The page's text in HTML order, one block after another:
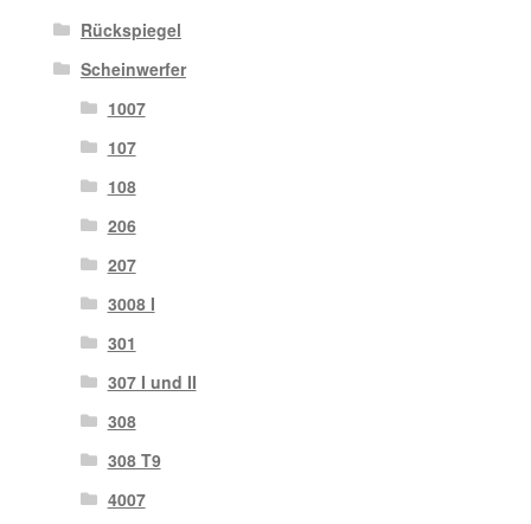
Rückspiegel
Scheinwerfer
1007
107
108
206
207
3008 I
301
307 I und II
308
308 T9
4007